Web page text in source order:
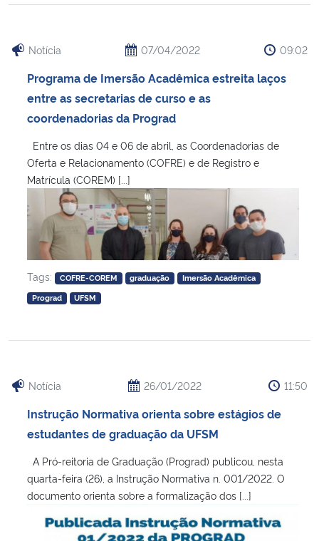
Notícia 07/04/2022 09:02
Programa de Imersão Acadêmica estreita laços
entre as secretarias de curso e as
coordenadorias da Prograd
Entre os dias 04 e 06 de abril, as Coordenadorias de
Oferta e Relacionamento (COFRE) e de Registro e
Matrícula (COREM) [...]
Tags: COFRE-COREM graduação
Imersão Acadêmica
Prograd
UFSM
Notícia 26/01/2022 11:50
Instrução Normativa orienta sobre estágios de
estudantes de graduação da UFSM
A Pró-reitoria de Graduação (Prograd) publicou, nesta
quarta-feira (26), a Instrução Normativa n. 001/2022. O
documento orienta sobre a formalização dos [...]